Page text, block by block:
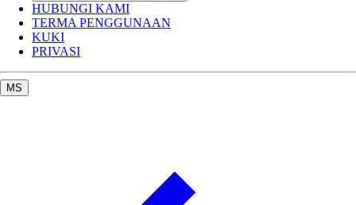
HUBUNGI KAMI
TERMA PENGGUNAAN
KUKI
PRIVASI
MS